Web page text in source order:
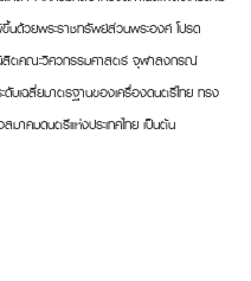
นด้วยพระราชทรัพย์ส่วนพระองค์ โปรด
นิสิตคณะวิศวกรรมศาสตร์ จุฬาลงกรณ์
บเฉลี่ยมาตรฐานของเครื่องดนตรีไทย ทรง
มาคมดนตรีแห่งประเทศไทย เป็นต้น